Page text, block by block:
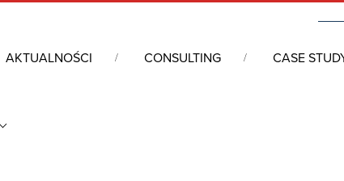
AKTUALNOŚCI CONSULTING CASE